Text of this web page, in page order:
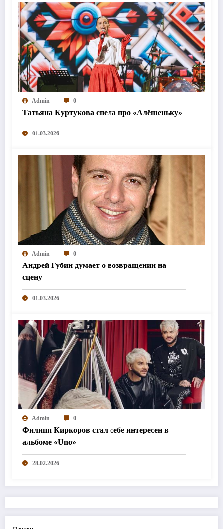
Admin 0
Татьяна Куртукова спела про «Алёшеньку»
01.03.2026
Admin 0
Андрей Губин думает о возвращении на
сцену
01.03.2026
Admin 0
Филипп Киркоров стал себе интересен в
альбоме «Uno»
28.02.2026